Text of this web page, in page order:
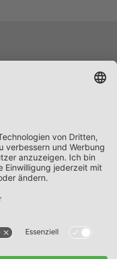
AGB’s Hinweisgeber